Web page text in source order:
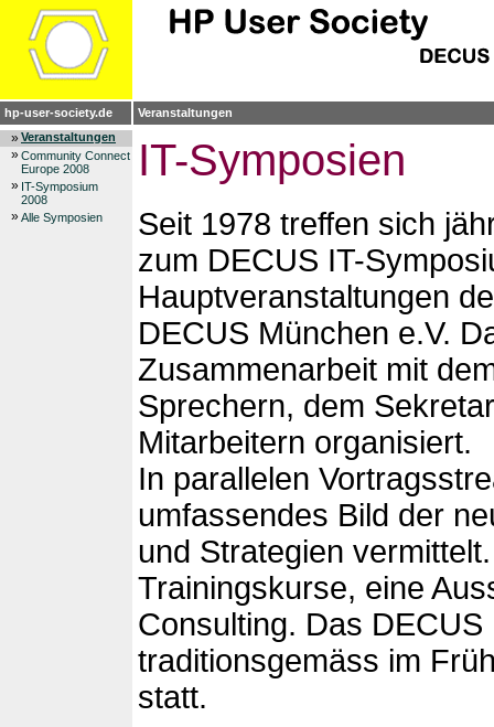
hp-user-society.de Veranstaltungen
»Veranstaltungen
»Community Connect
Europe 2008
» IT-Symposium
2008
»Alle Symposien
IT-Symposien
Seit 1978 treffen sich
zum DECUS IT-
Hauptveranstaltungen
DECUS München e.V.
Zusammenarbeit mit
Sprechern, dem
Mitarbeitern organisiert.
In parallelen
umfassendes Bild der
und Strategien
Trainingskurse, eine
Consulting. Das
traditionsgemäss im
statt.